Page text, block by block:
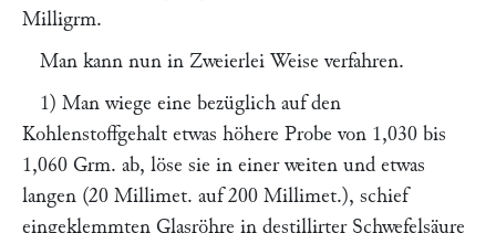
Milligrm.
Man kann nun in Zweierlei Weise verfahren.
1) Man wiege eine bezüglich auf den
Kohlenstoffgehalt etwas höhere Probe von 1,030 bis
1,060 Grm. ab, löse sie in einer weiten und etwas
langen (20 Millimet. auf 200 Millimet.), schief
eingeklemmten Glasröhre in destillirter Schwefelsäure